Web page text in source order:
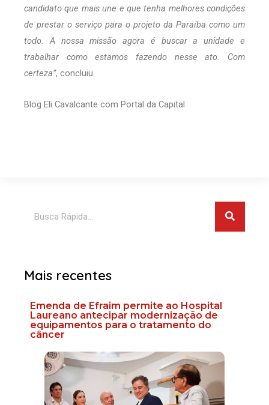
candidato que mais une e que tenha melhores condições
de prestar o serviço para o projeto da Paraíba como um
todo. A nossa missão agora é buscar a unidade e
trabalhar como estamos fazendo nesse ato. Com
certeza”, concluiu.
Blog Eli Cavalcante com Portal da Capital
Mais recentes
Emenda de Efraim permite ao Hospital
Laureano antecipar modernização de
equipamentos para o tratamento do
câncer